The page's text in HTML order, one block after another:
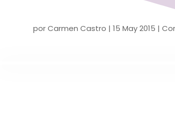
porCarmen Castro | 15 May 2015 |